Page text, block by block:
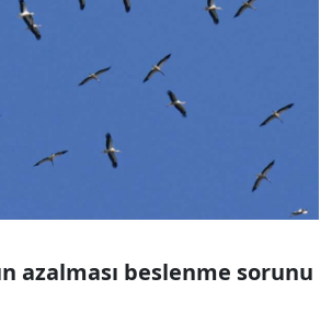
azalması beslenme sorunu